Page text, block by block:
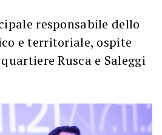
responsabile dello
e territoriale, ospite
Rusca e Saleggi